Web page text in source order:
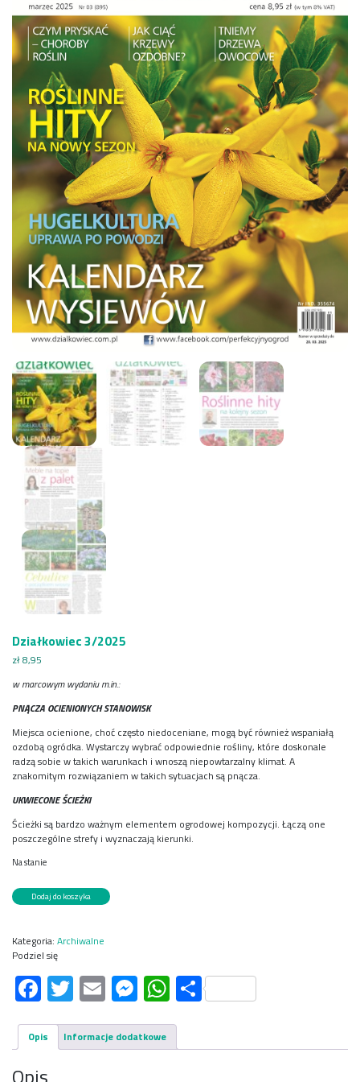
Działkowiec 3/2025
zł8,95
w marcowym wydaniu m.in.:
PNĄCZA OCIENIONYCH STANOWISK
Miejsca ocienione, choć często niedoceniane, mogą być również wspaniałą
ozdobą ogródka. Wystarczy wybrać odpowiednie rośliny, które doskonale
radzą sobie w takich warunkach i wnoszą niepowtarzalny klimat. A
znakomitym rozwiązaniem w takich sytuacjach są pnącza.
UKWIECONE ŚCIEŻKI
Ścieżki są bardzo ważnym elementem ogrodowej kompozycji. Łączą one
poszczególne strefy i wyznaczają kierunki.
Na stanie
ilość
Działkowiec
Dodaj do koszyka
Kategoria: Archiwalne
Podziel się
Facebook
Twitter
EmailMessenger
WhatsApp
Share
Opis Informacje dodatkowe